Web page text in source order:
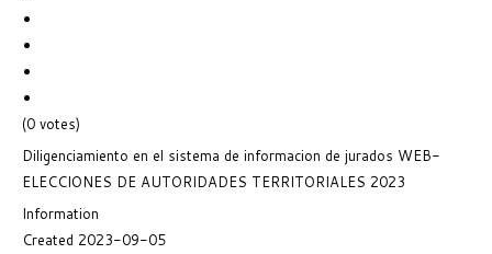
(0 votes)
Diligenciamiento en el sistema de informacion de jurados WEB-
ELECCIONES DE AUTORIDADES TERRITORIALES 2023
Information
Created 2023-09-05